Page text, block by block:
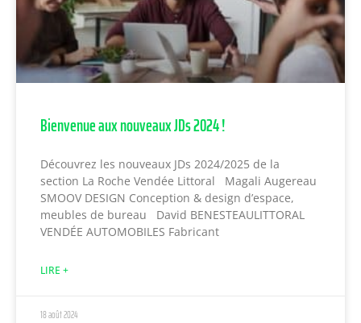
Bienvenue aux nouveaux JDs 2024 !
Découvrez les nouveaux JDs 2024/2025 de la
section La Roche Vendée Littoral Magali Augereau
SMOOV DESIGN Conception & design d’espace,
meubles de bureau David BENESTEAULITTORAL
VENDÉE AUTOMOBILES Fabricant
LIRE +
18 août 2024